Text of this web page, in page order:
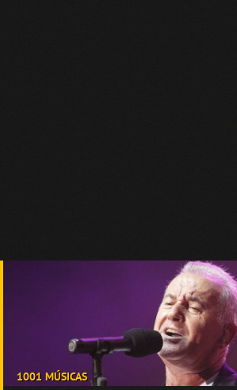
1001 MÚSICAS